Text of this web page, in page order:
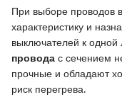
При выборе проводов
характеристику и
выключателей к одной
провода с сечением
прочные и обладают
риск перегрева.